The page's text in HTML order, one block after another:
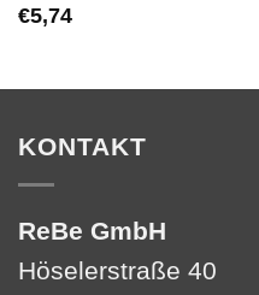
€5,74
KONTAKT
ReBe GmbH
Höselerstraße 40